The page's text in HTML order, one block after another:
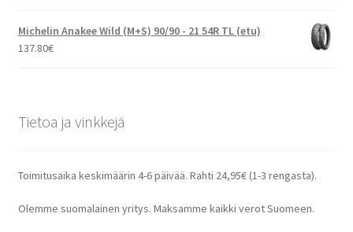
Michelin Anakee Wild (M+S) 90/90 - 21 54R TL (etu)
137.80€
Tietoa ja vinkkejä
Toimitusaika keskimäärin 4-6 päivää. Rahti 24,95€ (1-3 rengasta).
Olemme suomalainen yritys. Maksamme kaikki verot Suomeen.